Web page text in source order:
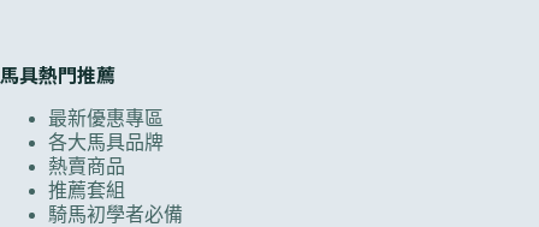
馬具熱門推薦
最新優惠專區
各大馬具品牌
熱賣商品
推薦套組
騎馬初學者必備